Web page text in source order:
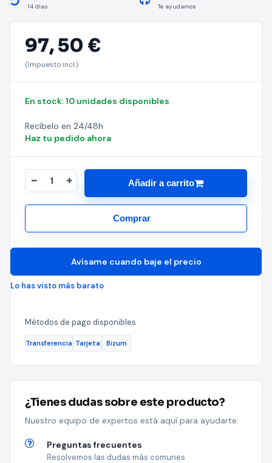
14 días Te ayudamos
97,50 €
(Impuesto incl.)
En stock: 10 unidades disponibles
Recíbelo en 24/48h
Haz tu pedido ahora
Añadir a carrito
Comprar
Avísame cuando baje el precio
Lo has visto más barato
Métodos de pago disponibles
Transferencia Tarjeta Bizum
¿Tienes dudas sobre este producto?
Nuestro equipo de expertos está aquí para ayudarte.
Preguntas frecuentes
Resolvemos las dudas más comunes